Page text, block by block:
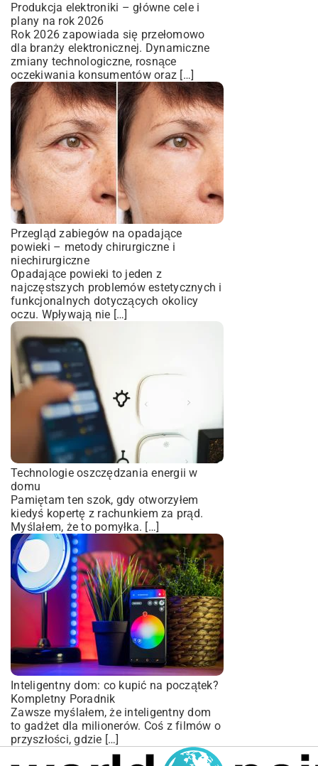
Produkcja elektroniki – główne cele i
plany na rok 2026
Rok 2026 zapowiada się przełomowo
dla branży elektronicznej. Dynamiczne
zmiany technologiczne, rosnące
oczekiwania konsumentów oraz […]
Przegląd zabiegów na opadające
powieki – metody chirurgiczne i
niechirurgiczne
Opadające powieki to jeden z
najczęstszych problemów estetycznych i
funkcjonalnych dotyczących okolicy
oczu. Wpływają nie […]
Technologie oszczędzania energii w
domu
Pamiętam ten szok, gdy otworzyłem
kiedyś kopertę z rachunkiem za prąd.
Myślałem, że to pomyłka. […]
Inteligentny dom: co kupić na początek?
Kompletny Poradnik
Zawsze myślałem, że inteligentny dom
to gadżet dla milionerów. Coś z filmów o
przyszłości, gdzie […]